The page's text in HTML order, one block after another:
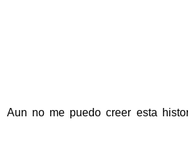
Aun no me puedo creer esta